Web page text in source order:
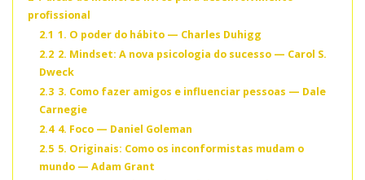
profissional
2.1 1. O poder do hábito — Charles Duhigg
2.2 2. Mindset: A nova psicologia do sucesso — Carol S.
Dweck
2.3 3. Como fazer amigos e influenciar pessoas — Dale
Carnegie
2.4 4. Foco — Daniel Goleman
2.5 5. Originais: Como os inconformistas mudam o
mundo — Adam Grant